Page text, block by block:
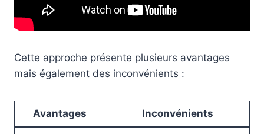
Cette approche présente plusieurs avantages
mais également des inconvénients :
Avantages Inconvénients